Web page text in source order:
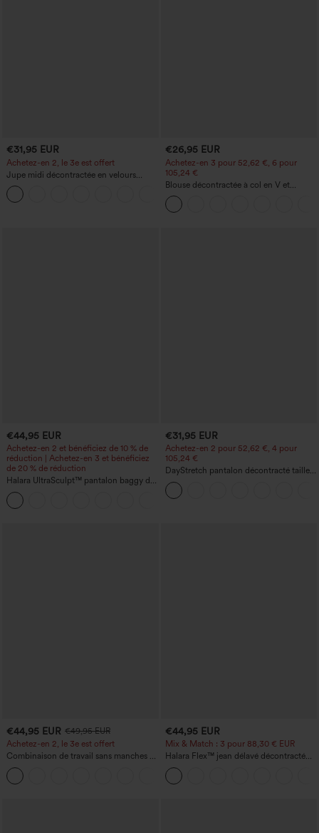
€31,95 EUR
Achetez-en 2, le 3e est offert
Jupe midi décontractée en velours
côtelé, taille mi-haute, poches avant
latérales à rabat
€26,95 EUR
Achetez-en 3 pour 52,62 €, 6 pour
105,24 €
Blouse décontractée à col en V et
manches courtes bouffantes
€44,95 EUR
Achetez-en 2 et bénéficiez de 10 % de
réduction | Achetez-en 3 et bénéficiez
de 20 % de réduction
Halara UltraSculpt™ pantalon baggy de
yoga taille haute à effet gainant pour le
ventre, à rayures color block, avec
poches
€31,95 EUR
Achetez-en 2 pour 52,62 €, 4 pour
105,24 €
DayStretch pantalon décontracté taille
haute à jambe en forme de tonneau
avec poches
€44,95 EUR €49,95 EUR
Achetez-en 2, le 3e est offert
Combinaison de travail sans manches à
encolure bateau, côtés noués, toucher
frais, rayée, avec poches — Édition Easy
Peezy
€44,95 EUR
Mix & Match : 3 pour 88,30 € EUR
Halara Flex™ jean délavé décontracté
taille haute à poches, coupe baggy à
jambe large